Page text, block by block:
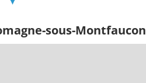
sous-Montfaucon